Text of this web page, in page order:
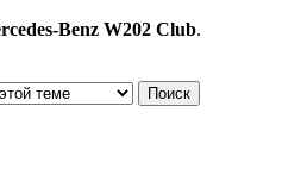
Benz W202 Club.